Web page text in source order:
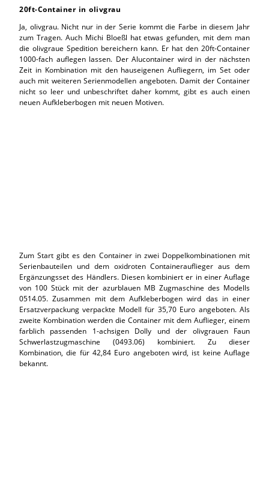
20ft-Container in olivgrau
Ja, olivgrau. Nicht nur in der Serie kommt die Farbe in diesem Jahr
zum Tragen. Auch Michi Bloeßl hat etwas gefunden, mit dem man
die olivgraue Spedition bereichern kann. Er hat den 20ft-Container
1000-fach auflegen lassen. Der Alucontainer wird in der nächsten
Zeit in Kombination mit den hauseigenen Aufliegern, im Set oder
auch mit weiteren Serienmodellen angeboten. Damit der Container
nicht so leer und unbeschriftet daher kommt, gibt es auch einen
neuen Aufkleberbogen mit neuen Motiven.
Zum Start gibt es den Container in zwei Doppelkombinationen mit
Serienbauteilen und dem oxidroten Containerauflieger aus dem
Ergänzungsset des Händlers. Diesen kombiniert er in einer Auflage
von 100 Stück mit der azurblauen MB Zugmaschine des Modells
0514.05. Zusammen mit dem Aufkleberbogen wird das in einer
Ersatzverpackung verpackte Modell für 35,70 Euro angeboten. Als
zweite Kombination werden die Container mit dem Auflieger, einem
farblich passenden 1-achsigen Dolly und der olivgrauen Faun
Schwerlastzugmaschine (0493.06) kombiniert. Zu dieser
Kombination, die für 42,84 Euro angeboten wird, ist keine Auflage
bekannt.